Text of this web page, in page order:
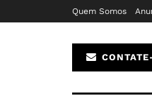
Quem Somos